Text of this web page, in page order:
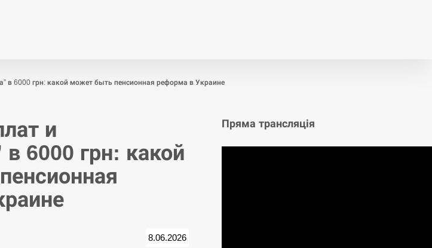
в 6000 грн: какой может быть пенсионная реформа в Украине
и
6000 грн: какой
8.06.2026
Пряма трансляція